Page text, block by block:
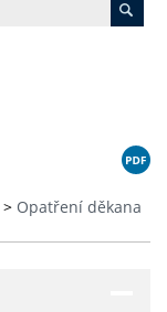
> Opatření děkana